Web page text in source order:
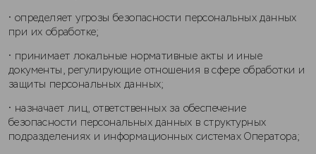
• определяет угрозы безопасности персональных данных
при их обработке;
• принимает локальные нормативные акты и иные
документы, регулирующие отношения в сфере обработки и
защиты персональных данных;
• назначает лиц, ответственных за обеспечение
безопасности персональных данных в структурных
подразделениях и информационных системах Оператора;